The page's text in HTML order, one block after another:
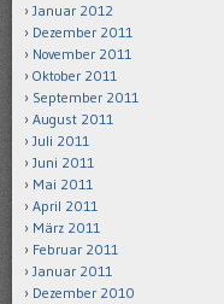
Januar 2012
Dezember 2011
November 2011
Oktober 2011
September 2011
August 2011
Juli 2011
Juni 2011
Mai 2011
April 2011
März 2011
Februar 2011
Januar 2011
Dezember 2010